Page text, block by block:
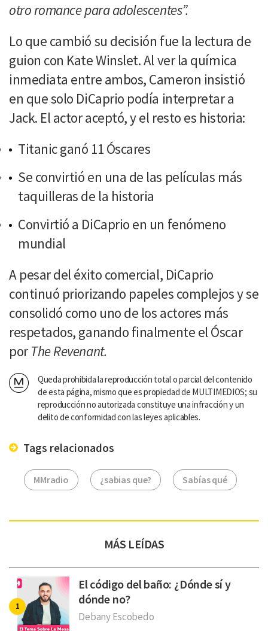
otro romance para adolescentes”.
Lo que cambió su decisión fue la lectura de
guion con Kate Winslet. Al ver la química
inmediata entre ambos, Cameron insistió
en que solo DiCaprio podía interpretar a
Jack. El actor aceptó, y el resto es historia:
Titanic ganó 11 Óscares
Se convirtió en una de las películas más
taquilleras de la historia
Convirtió a DiCaprio en un fenómeno
mundial
A pesar del éxito comercial, DiCaprio
continuó priorizando papeles complejos y se
consolidó como uno de los actores más
respetados, ganando finalmente el Óscar
porThe Revenant.
Queda prohibida la reproducción total o parcial del contenido
de esta página, mismo que es propiedad de MULTIMEDIOS; su
reproducción no autorizada constituye una infracción y un
delito de conformidad con las leyes aplicables.
Tags relacionados
MMradio ¿sabias que? Sabías qué
MÁS LEÍDAS
El código del baño: ¿Dónde sí y
dónde no?
Debany Escobedo